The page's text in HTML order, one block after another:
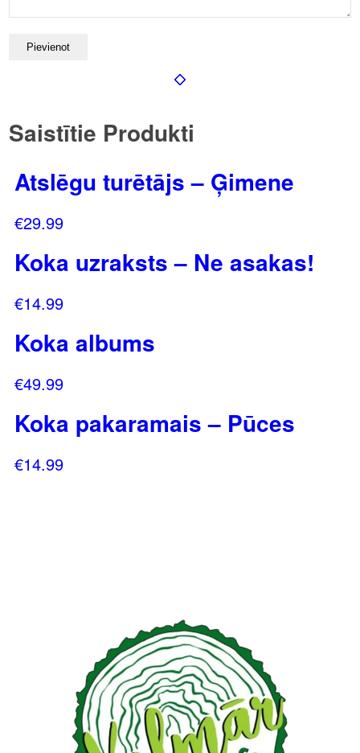
Saistītie Produkti
Atslēgu turētājs – Ģimene
€29.99
Koka uzraksts – Ne asakas!
€14.99
Koka albums
€49.99
Koka pakaramais – Pūces
€14.99